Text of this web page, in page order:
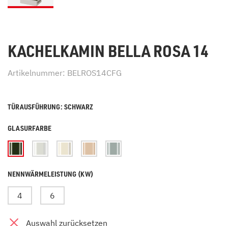
KACHELKAMIN BELLA ROSA 14
Artikelnummer: BELROS14CFG
TÜRAUSFÜHRUNG: SCHWARZ
GLASURFARBE
NENNWÄRMELEISTUNG (KW)
4 6
Auswahl zurücksetzen